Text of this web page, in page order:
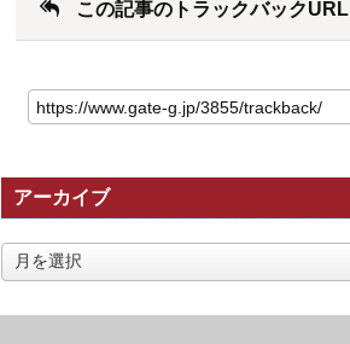
この記事のトラックバックURL
の
記
の
ト
ラ
ッ
ク
ッ
アーカイブ
ア
ー